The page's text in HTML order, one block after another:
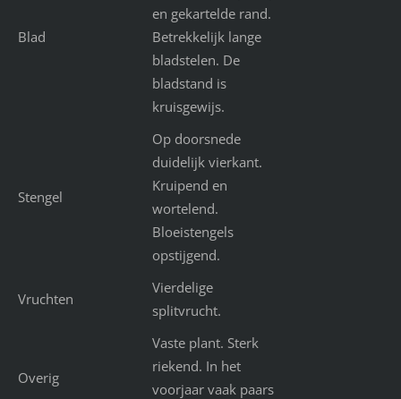
Blad
en gekartelde rand.
Betrekkelijk lange
bladstelen. De
bladstand is
kruisgewijs.
Stengel
Op doorsnede
duidelijk vierkant.
Kruipend en
wortelend.
Bloeistengels
opstijgend.
Vruchten
Vierdelige
splitvrucht.
Overig
Vaste plant. Sterk
riekend. In het
voorjaar vaak paars